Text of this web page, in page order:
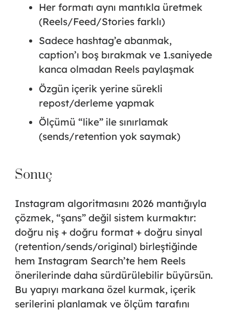
Her formatı aynı mantıkla üretmek
(Reels/Feed/Stories farklı)
Sadece hashtag’e abanmak,
caption’ı boş bırakmak ve 1.saniyede
kanca olmadan Reels paylaşmak
Özgün içerik yerine sürekli
repost/derleme yapmak
Ölçümü “like” ile sınırlamak
(sends/retention yok saymak)
Sonuç
Instagram algoritmasını 2026 mantığıyla
çözmek, “şans” değil sistem kurmaktır:
doğru niş + doğru format + doğru sinyal
(retention/sends/original) birleştiğinde
hem Instagram Search’te hem Reels
önerilerinde daha sürdürülebilir büyürsün.
Bu yapıyı markana özel kurmak, içerik
serilerini planlamak ve ölçüm tarafını